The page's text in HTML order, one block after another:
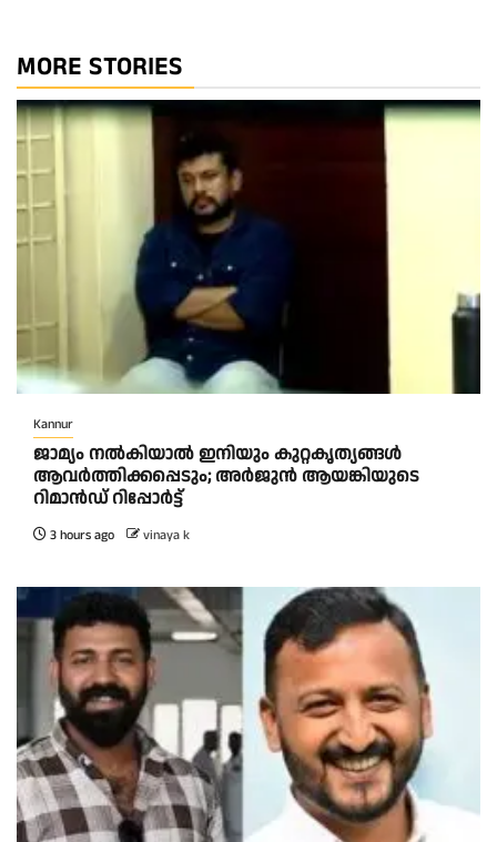
MORE STORIES
Kannur
ജാമ്യം നൽകിയാൽ ഇനിയും കുറ്റകൃത്യങ്ങൾ
ആവർത്തിക്കപ്പെടും; അർജുൻ ആയങ്കിയുടെ
റിമാൻഡ് റിപ്പോർട്ട്
3 hours ago vinaya k